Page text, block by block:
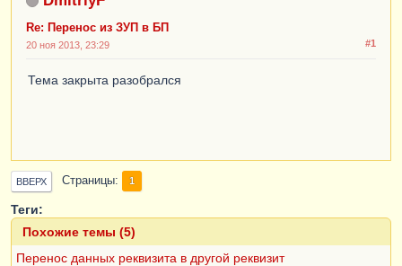
Re: Перенос из ЗУП в БП
#1
20 ноя 2013, 23:29
Тема закрыта разобрался
ВВЕРХ Страницы 1
Теги:
Похожие темы (5)
Перенос данных реквизита в другой реквизит